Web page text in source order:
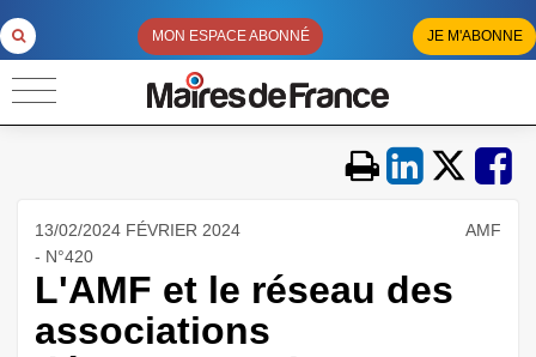
MON ESPACE ABONNÉ JE M'ABONNE
13/02/2024 FÉVRIER 2024
- N°420
AMF
L'AMF et le réseau des
associations